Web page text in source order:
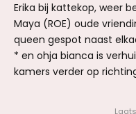
Erika bij kattekop, weer
Maya (ROE) oude
queen gespot naast
* en ohja bianca is
kamers verder op